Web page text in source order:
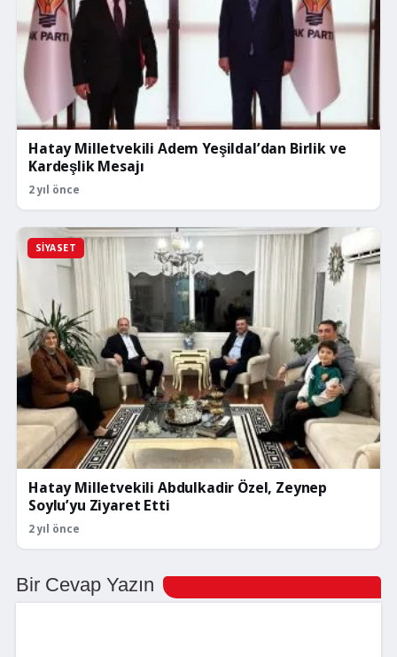
Hatay Milletvekili Adem Yeşildal’dan Birlik ve
Kardeşlik Mesajı
2 yıl önce
SIYASET
Hatay Milletvekili Abdulkadir Özel, Zeynep
Soylu’yu Ziyaret Etti
2 yıl önce
Bir Cevap Yazın